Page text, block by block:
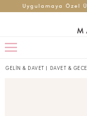
Uygulamaya Özel
GELİN & DAVET | DAVET & GECE